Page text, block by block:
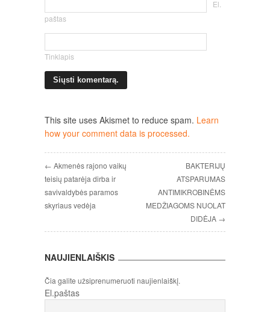
El.
paštas
Tinklapis
This site uses Akismet to reduce spam. Learn
how your comment data is processed.
← Akmenės rajono vaikų
teisių patarėja dirba ir
savivaldybės paramos
skyriaus vedėja
BAKTERIJŲ
ATSPARUMAS
ANTIMIKROBINĖMS
MEDŽIAGOMS NUOLAT
DIDĖJA →
NAUJIENLAIŠKIS
Čia galite užsiprenumeruoti naujienlaiškį.
El.paštas